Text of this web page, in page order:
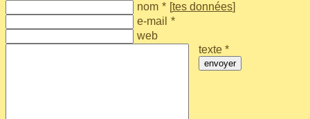
nom * [tes données]
e-mail *
web
texte *
envoyer